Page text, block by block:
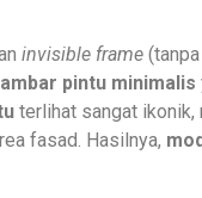
invisible frame
pintu minimalis
terlihat sangat ikonik,
fasad. Hasilnya,